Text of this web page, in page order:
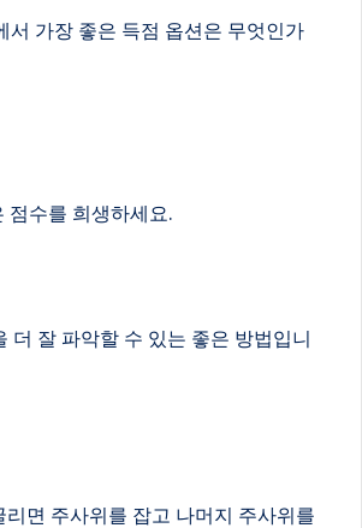
서 가장 좋은 득점 옵션은 무엇인가
수를 희생하세요.
더 잘 파악할 수 있는 좋은 방법입니
면 주사위를 잡고 나머지 주사위를